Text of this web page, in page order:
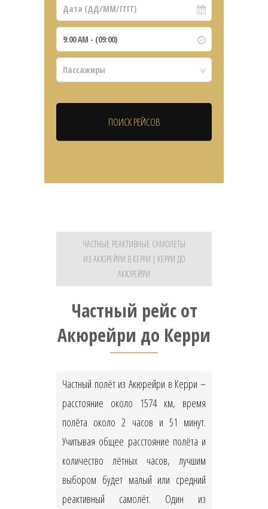
ЧАСТНЫЕ РЕАКТИВНЫЕ САМОЛЁТЫ
ИЗ АКЮРЕЙРИ В КЕРРИ | КЕРРИ ДО
АКЮРЕЙРИ
Частный рейс от
Акюрейри до Керри
Частный полёт из Акюрейри в Керри –
расстояние около 1574 км, время
полёта около 2 часов и 51 минут.
Учитывая общее расстояние полёта и
количество лётных часов, лучшим
выбором будет малый или средний
реактивный самолёт. Один из